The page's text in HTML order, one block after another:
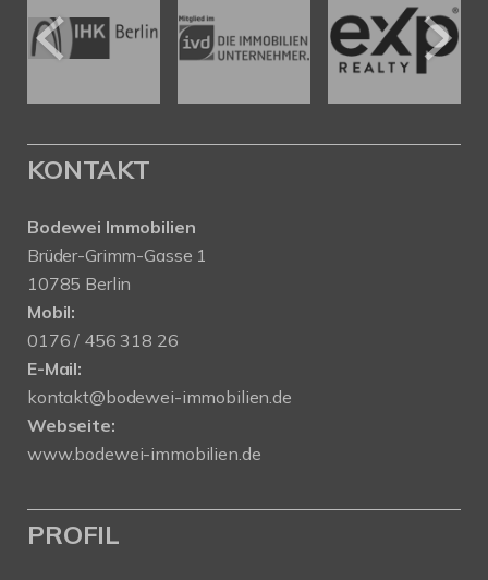
KONTAKT
Bodewei Immobilien
Brüder-Grimm-Gasse 1
10785 Berlin
Mobil:
0176 / 456 318 26
E-Mail:
kontakt@bodewei-immobilien.de
Webseite:
www.bodewei-immobilien.de
PROFIL